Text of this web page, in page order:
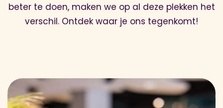
beter te doen, maken we op al deze plekken het
verschil. Ontdek waar je ons tegenkomt!